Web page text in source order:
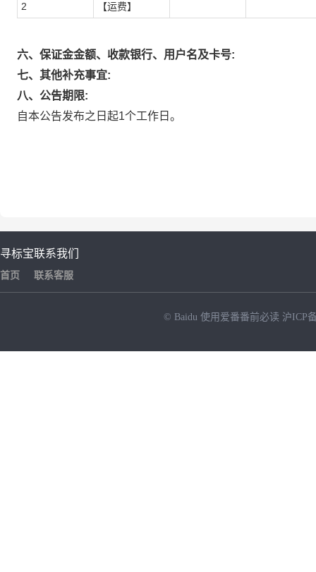
2 【运费】
六、保证金金额、收款银行、用户名及卡号:
七、其他补充事宜:
八、公告期限:
自本公告发布之日起1个工作日。
寻标宝
首页
联系我们
联系客服
© Baidu 使用爱番番前必读 沪ICP